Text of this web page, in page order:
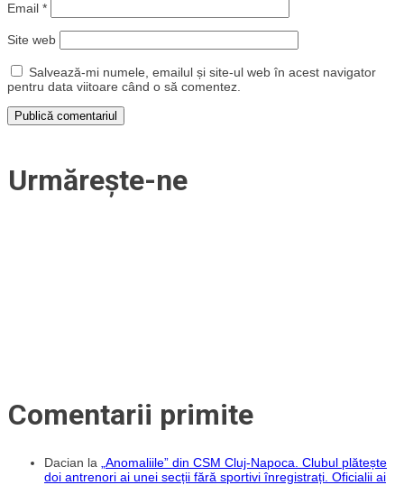
Email *
Site web
Salvează-mi numele, emailul și site-ul web în acest navigator
pentru data viitoare când o să comentez.
Urmărește-ne
Comentarii primite
Dacian la „Anomaliile” din CSM Cluj-Napoca. Clubul plătește
doi antrenori ai unei secții fără sportivi înregistrați. Oficialii ai